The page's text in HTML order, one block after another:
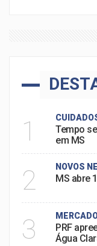
1
Tempo
em MS
2 NOVOS
MS abre
3
PRF
Água